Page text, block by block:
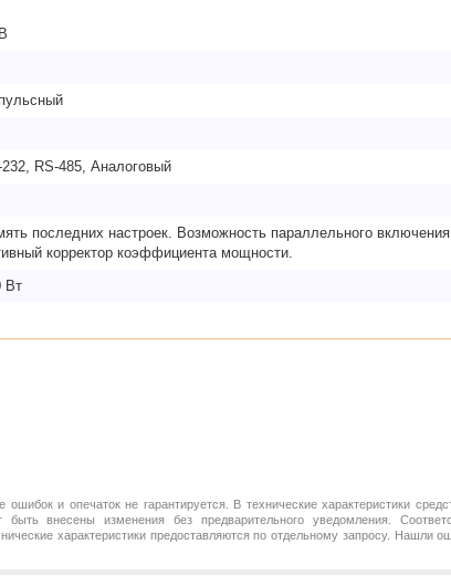
232, RS-485, Аналоговый
последних настроек. Возможность параллельного
корректор коэффициента мощности.
Вт
ошибок и опечаток не гарантируется. В технические характеристики
быть внесены изменения без предварительного уведомления.
характеристики предоставляются по отдельному запросу. Нашли